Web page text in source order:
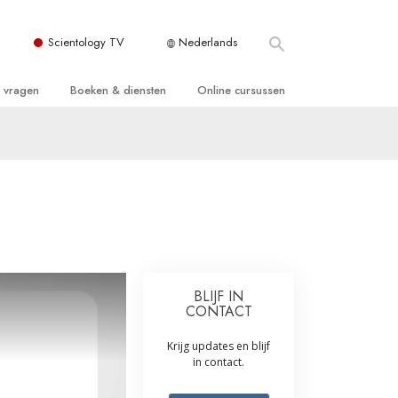
Scientology TV Nederlands
Boeken & diensten
voor beginners
Online cursussen
Assisten voor Ziektes en Verwondingen
BLIJF IN
CONTACT
Krijg updates en blijf
in contact.